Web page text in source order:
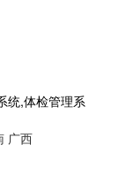
统,体检管理系
广西